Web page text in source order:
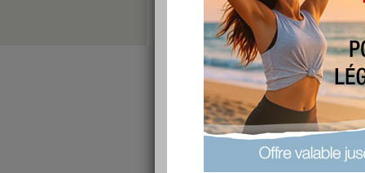
Grande surprise
publié le 07/09/2012 à 06:23
Salut !!
Comment allez vous ? Moi je suis
visite surprise de ma belle soeur venue de
trois semaines surtout qu'on ne l'avait
Sinon ici le temps est pas au top il pleut
sèche pas bon la bonne nouvelle ça fait du